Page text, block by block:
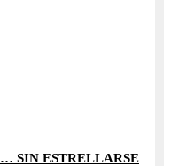
SIN ESTRELLARSE